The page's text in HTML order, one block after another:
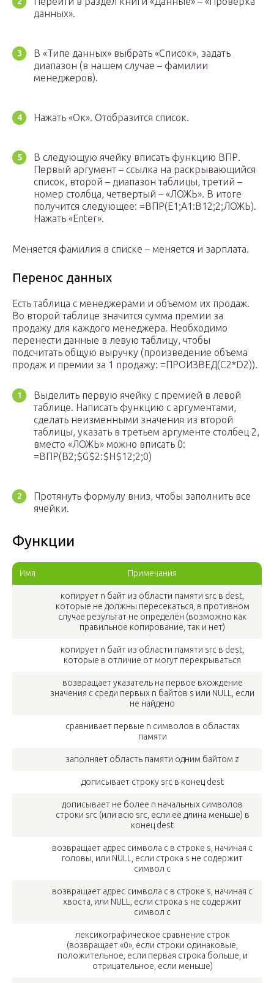
данных».
В «Типе данных» выбрать «Список», задать
диапазон (в нашем случае – фамилии
менеджеров).
Нажать «Ок». Отобразится список.
В следующую ячейку вписать функцию ВПР.
Первый аргумент – ссылка на раскрывающийся
список, второй – диапазон таблицы, третий –
номер столбца, четвертый – «ЛОЖЬ». В итоге
получится следующее: =ВПР(E1;A1:B12;2;ЛОЖЬ).
Нажать «Enter».
Меняется фамилия в списке – меняется и зарплата.
Перенос данных
Есть таблица с менеджерами и объемом их продаж.
Во второй таблице значится сумма премии за
продажу для каждого менеджера. Необходимо
перенести данные в левую таблицу, чтобы
подсчитать общую выручку (произведение объема
продаж и премии за 1 продажу: =ПРОИЗВЕД(C2*D2)).
Выделить первую ячейку с премией в левой
таблице. Написать функцию с аргументами,
сделать неизменными значения из второй
таблицы, указать в третьем аргументе столбец 2,
вместо «ЛОЖЬ» можно вписать 0:
=ВПР(B2;$G$2:$H$12;2;0)
Протянуть формулу вниз, чтобы заполнить все
ячейки.
Функции
Имя Примечания
копирует n байт из области памяти src в dest,
которые не должны пересекаться, в противном
случае результат не определён (возможно как
правильное копирование, так и нет)
копирует n байт из области памяти src в dest,
которые в отличие от могут перекрываться
возвращает указатель на первое вхождение
значения c среди первых n байтов s или NULL, если
не найдено
сравнивает первые n символов в областях
памяти
заполняет область памяти одним байтом z
дописывает строку src в конец dest
дописывает не более n начальных символов
строки src (или всю src, если её длина меньше) в
конец dest
возвращает адрес символа c в строке s, начиная с
головы, или NULL, если строка s не содержит
символ c
возвращает адрес символа c в строке s, начиная с
хвоста, или NULL, если строка s не содержит
символ c
лексикографическое сравнение строк
(возвращает «0», если строки одинаковые,
положительное, если первая строка больше, и
отрицательное, если меньше)